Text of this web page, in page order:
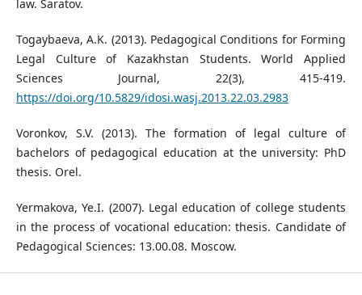
law. Saratov.
Togaybaeva, A.K. (2013). Pedagogical Conditions for Forming
Legal Culture of Kazakhstan Students. World Applied
Sciences Journal, 22(3), 415-419.
https://doi.org/10.5829/idosi.wasj.2013.22.03.2983
Voronkov, S.V. (2013). The formation of legal culture of
bachelors of pedagogical education at the university: PhD
thesis. Orel.
Yermakova, Ye.I. (2007). Legal education of college students
in the process of vocational education: thesis. Candidate of
Pedagogical Sciences: 13.00.08. Moscow.